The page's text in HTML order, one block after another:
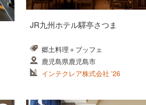
JR九州ホテル驛亭さつま
郷土料理＋ブッフェ
鹿児島県鹿児島市
インテクレア株式会社 '26